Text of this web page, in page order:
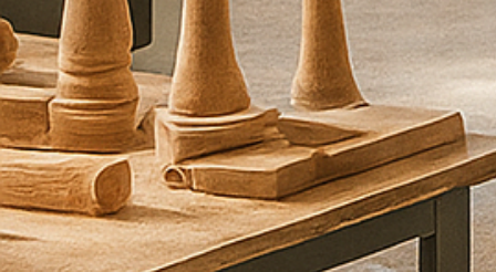
ו
ר
ע
ל
י
כ
ם
ב
ה
ק
ד
ם